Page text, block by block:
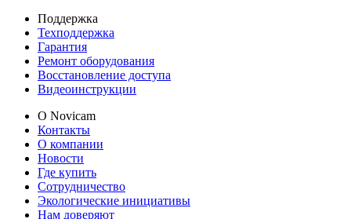
Поддержка
Техподдержка
Гарантия
Ремонт оборудования
Восстановление доступа
Видеоинструкции
О Novicam
Контакты
О компании
Новости
Где купить
Сотрудничество
Экологические инициативы
Нам доверяют